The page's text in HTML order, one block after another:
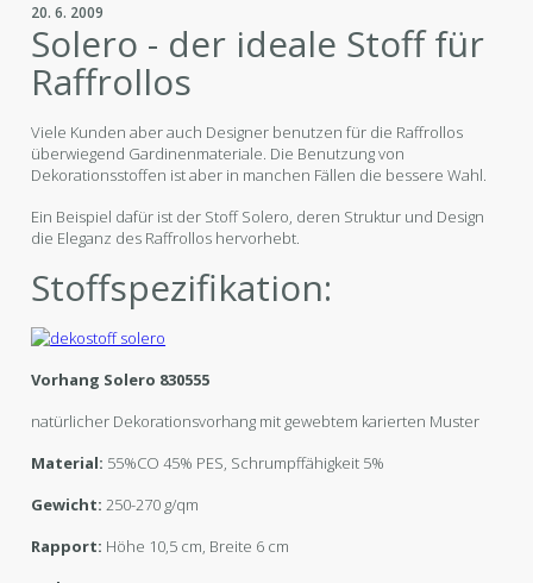
20. 6. 2009
Solero - der ideale Stoff für
Raffrollos
Viele Kunden aber auch Designer benutzen für die Raffrollos
überwiegend Gardinenmateriale. Die Benutzung von
Dekorationsstoffen ist aber in manchen Fällen die bessere Wahl.
Ein Beispiel dafür ist der Stoff Solero, deren Struktur und Design
die Eleganz des Raffrollos hervorhebt.
Stoffspezifikation:
Vorhang Solero 830555
natürlicher Dekorationsvorhang mit gewebtem karierten Muster
Material: 55%CO 45% PES, Schrumpffähigkeit 5%
Gewicht: 250-270 g/qm
Rapport: Höhe 10,5 cm, Breite 6 cm